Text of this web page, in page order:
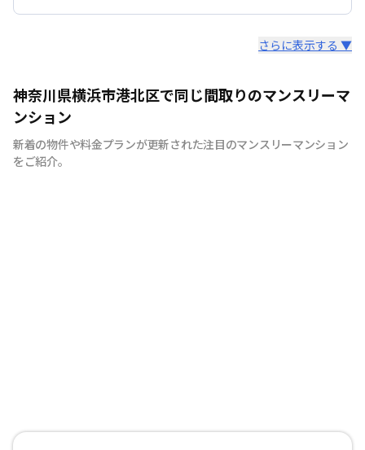
空室状況、物件情報はお気軽にお問合せ下さい。
さらに表示する ▼
神奈川県横浜市港北区で同じ間取りのマンスリーマ
ンション
新着の物件や料金プランが更新された注目のマンスリーマンション
をご紹介。